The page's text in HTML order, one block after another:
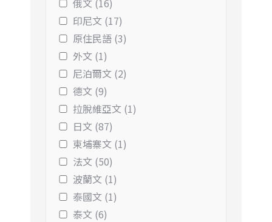
俄文 (16)
印尼文 (17)
原住民語 (3)
外文 (1)
尼泊爾文 (2)
德文 (9)
拉脫維亞文 (1)
日文 (87)
柬埔寨文 (1)
法文 (50)
波蘭文 (1)
泰國文 (1)
泰文 (6)